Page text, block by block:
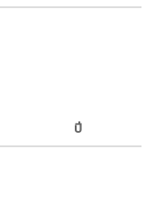
ปี